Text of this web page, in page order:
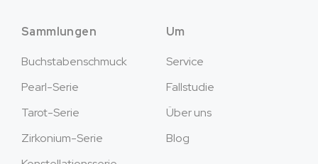
Sammlungen
Buchstabenschmuck
Pearl-Serie
Tarot-Serie
Zirkonium-Serie
Um
Service
Fallstudie
Über uns
Blog